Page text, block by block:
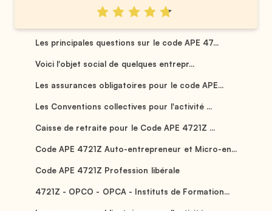
Les principales questions sur le code APE 47...
Voici l'objet social de quelques entrepr...
Les assurances obligatoires pour le code APE...
Les Conventions collectives pour l'activité ...
Caisse de retraite pour le Code APE 4721Z ...
Code APE 4721Z Auto-entrepreneur et Micro-en...
Code APE 4721Z Profession libérale
4721Z - OPCO - OPCA - Instituts de Formation...